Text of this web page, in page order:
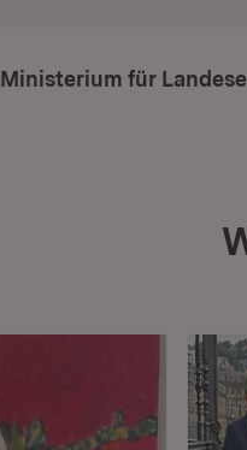
Extern:
Ministerium für